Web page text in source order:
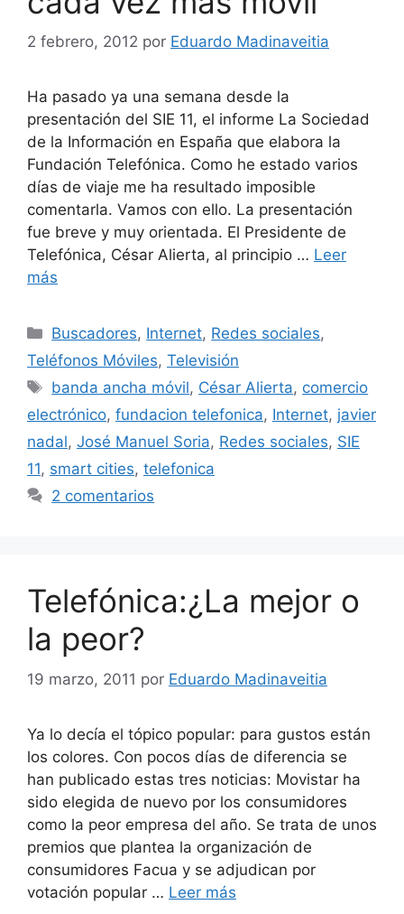
2 febrero, 2012 por Eduardo Madinaveitia
Ha pasado ya una semana desde la
presentación del SIE 11, el informe La Sociedad
de la Información en España que elabora la
Fundación Telefónica. Como he estado varios
días de viaje me ha resultado imposible
comentarla. Vamos con ello. La presentación
fue breve y muy orientada. El Presidente de
Telefónica, César Alierta, al principio … Leer
más
Categorías
Buscadores, Internet, Redes sociales,
Teléfonos Móviles, Televisión
Etiquetas
banda ancha móvil, César Alierta, comercio
electrónico, fundacion telefonica, Internet, javier
nadal, José Manuel Soria, Redes sociales, SIE
11, smart cities, telefonica
2 comentarios
Telefónica:¿La mejor o
la peor?
19 marzo, 2011 por Eduardo Madinaveitia
Ya lo decía el tópico popular: para gustos están
los colores. Con pocos días de diferencia se
han publicado estas tres noticias: Movistar ha
sido elegida de nuevo por los consumidores
como la peor empresa del año. Se trata de unos
premios que plantea la organización de
consumidores Facua y se adjudican por
votación popular … Leer más